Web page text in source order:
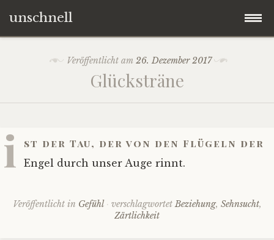
unschnell
Verba
Veröffentlicht am 26. Dezember 2017
Glücksträne
i st der Tau, der von den Flügeln der
Engel durch unser Auge rinnt.
Veröffentlicht in Gefühl verschlagwortet Beziehung, Sehnsucht,
Zärtlichkeit